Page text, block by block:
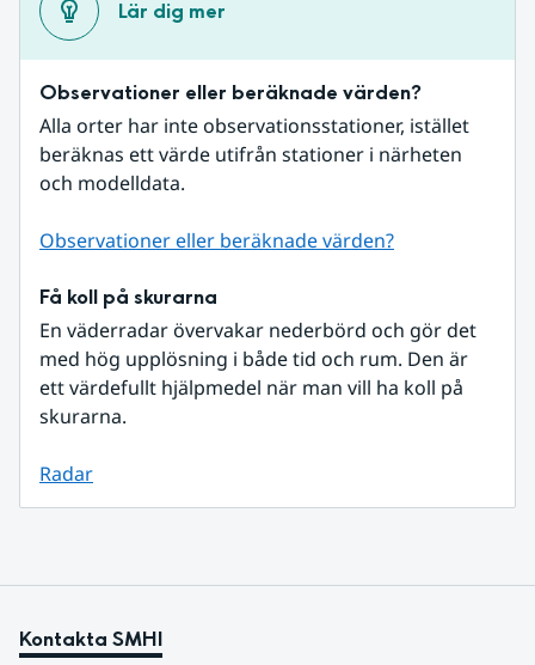
Lär dig mer
Observationer eller beräknade värden?
Alla orter har inte observationsstationer, istället
beräknas ett värde utifrån stationer i närheten
och modelldata.
Observationer eller beräknade värden?
Få koll på skurarna
En väderradar övervakar nederbörd och gör det
med hög upplösning i både tid och rum. Den är
ett värdefullt hjälpmedel när man vill ha koll på
skurarna.
Radar
Kontakta SMHI